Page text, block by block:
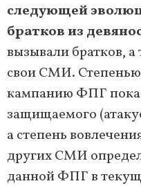
следующей
братков из
вызывали братков,
свои СМИ.
кампанию ФПГ
защищаемого
а степень
других СМИ
данной ФПГ в